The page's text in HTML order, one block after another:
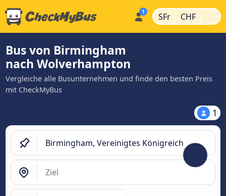
SFr | CHF |
Bus von Birmingham
nach Wolverhampton
Vergleiche alle Busunternehmen und finde den besten Preis
mit CheckMyBus
1